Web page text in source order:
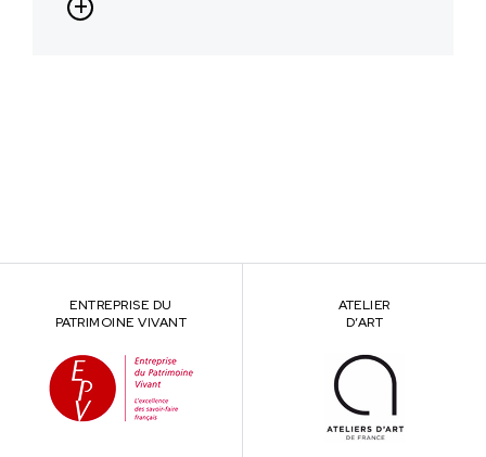
ENTREPRISE DU
PATRIMOINE VIVANT
ATELIER
D’ART